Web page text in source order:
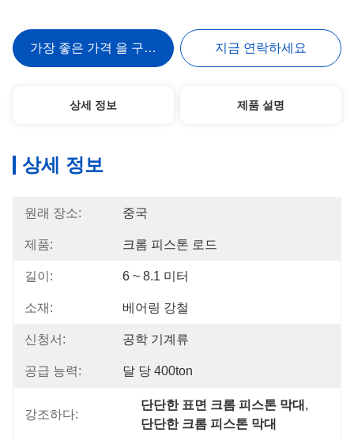
가장 좋은 가격 을 구하라 지금 연락하세요
상세 정보 제품 설명
상세 정보
원래 장소: 중국
제품: 크롬 피스톤 로드
길이: 6 ~ 8.1 미터
소재: 베어링 강철
신청서: 공학 기계류
공급 능력: 달 당 400ton
강조하다:
단단한 표면 크롬 피스톤 막대 ,
단단한 크롬 피스톤 막대